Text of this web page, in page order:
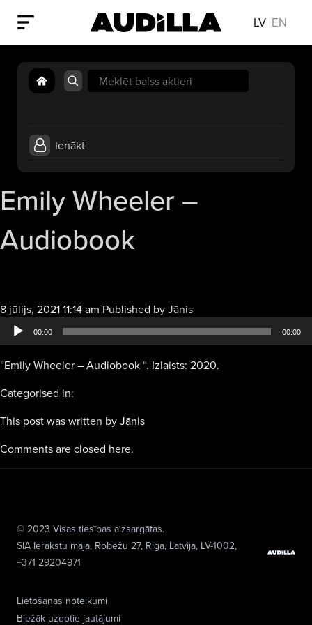
LV EN
Search
for:
Ienākt
Emily Wheeler –
Audiobook
8 jūlijs, 2021 11:14 am Published byJānisAudio
atskaņotājs
00:00 00:00
“Emily Wheeler – Audiobook “. Izlaists: 2020.
Categorised in:
This post was written by Jānis
Comments are closed here.
Lietošanas noteikumi
Biežāk uzdotie jautājumi
© 2023 Visas tiesības aizsargātas.
SIA Ierakstu māja, Robežu 27, Rīga, Latvija, LV-1002,
+371 29204971